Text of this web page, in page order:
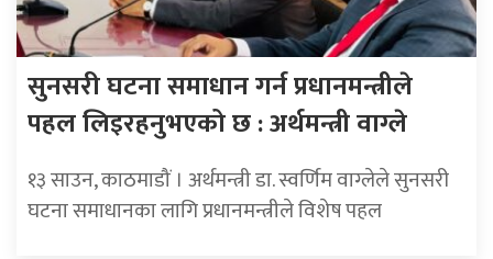
सुनसरी घटना समाधान गर्न प्रधानमन्त्रीले
पहल लिइरहनुभएको छ : अर्थमन्त्री वाग्ले
१३ साउन, काठमाडौं । अर्थमन्त्री डा. स्वर्णिम वाग्लेले सुनसरी
घटना समाधानका लागि प्रधानमन्त्रीले विशेष पहल